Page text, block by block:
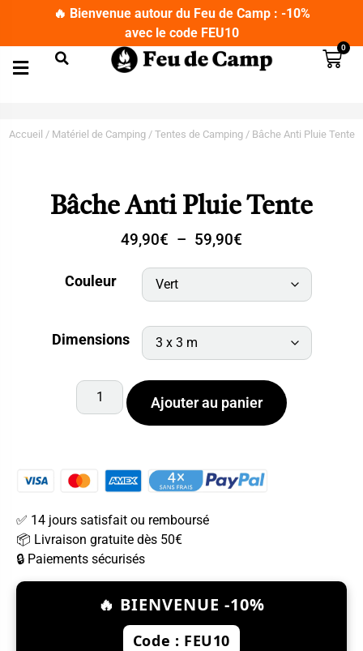
🔥 Bienvenue autour du Feu de Camp : -10%
avec le code FEU10
0
Accueil / Matériel de Camping/ Tentes de Camping/ Bâche Anti Pluie Tente
Bâche Anti Pluie Tente
49,90€ – 59,90€
Couleur
Dimensions
Ajouter au panier
✅ 14 jours satisfait ou remboursé
📦 Livraison gratuite dès 50€
🔒 Paiements sécurisés
🔥 BIENVENUE -10%
Code : FEU10